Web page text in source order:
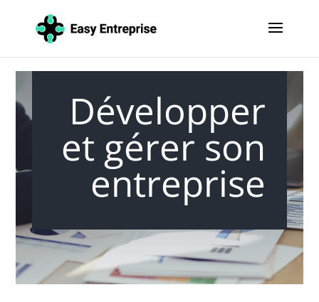
Développer
et gérer son
entreprise